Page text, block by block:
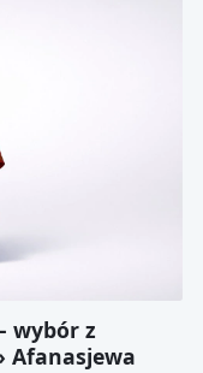
wybór z
Afanasjewa